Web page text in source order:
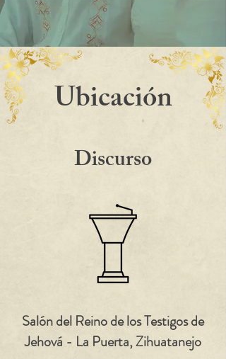
Ubicación
Discurso
Salón del Reino de los Testigos de
Jehová - La Puerta, Zihuatanejo